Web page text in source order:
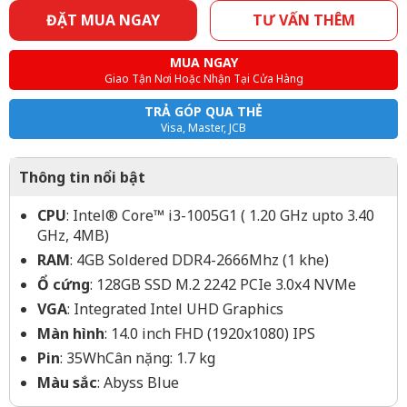
ĐẶT MUA NGAY TƯ VẤN THÊM
MUA NGAY
Giao Tận Nơi Hoặc Nhận Tại Cửa Hàng
TRẢ GÓP QUA THẺ
Visa, Master, JCB
Thông tin nổi bật
CPU: Intel® Core™ i3-1005G1 ( 1.20 GHz upto 3.40
GHz, 4MB)
RAM: 4GB Soldered DDR4-2666Mhz (1 khe)
Ổ cứng: 128GB SSD M.2 2242 PCIe 3.0x4 NVMe
VGA: Integrated Intel UHD Graphics
Màn hình: 14.0 inch FHD (1920x1080) IPS
Pin: 35WhCân nặng: 1.7 kg
Màu sắc: Abyss Blue